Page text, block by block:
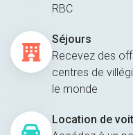
RBC
Séjours
Recevez des
centres de
le monde
Location de